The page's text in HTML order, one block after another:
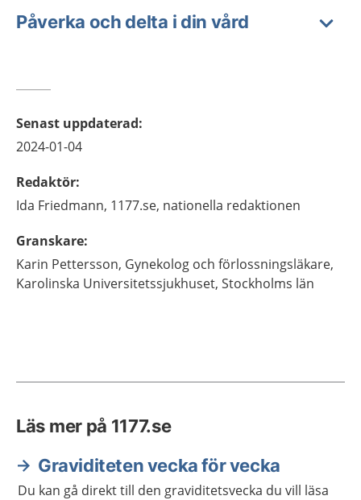
Påverka och delta i din vård
Senast uppdaterad:
2024-01-04
Redaktör:
Ida Friedmann, 1177.se, nationella redaktionen
Granskare:
Karin Pettersson, Gynekolog och förlossningsläkare,
Karolinska Universitetssjukhuset, Stockholms län
Läs mer på 1177.se
Graviditeten vecka för vecka
Du kan gå direkt till den graviditetsvecka du vill läsa